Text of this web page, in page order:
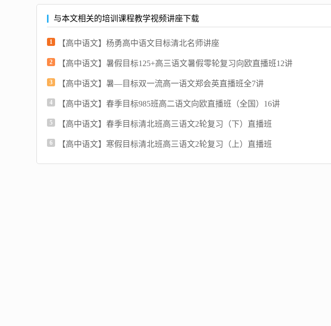
与本文相关的培训课程教学视频讲座下载
1 【高中语文】杨勇高中语文目标清北名师讲座
2 【高中语文】暑假目标125+高三语文暑假零轮复习向欧直播班12讲
3 【高中语文】暑—目标双一流高一语文郑会英直播班全7讲
4 【高中语文】春季目标985班高二语文向欧直播班（全国）16讲
5 【高中语文】春季目标清北班高三语文2轮复习（下）直播班
6 【高中语文】寒假目标清北班高三语文2轮复习（上）直播班